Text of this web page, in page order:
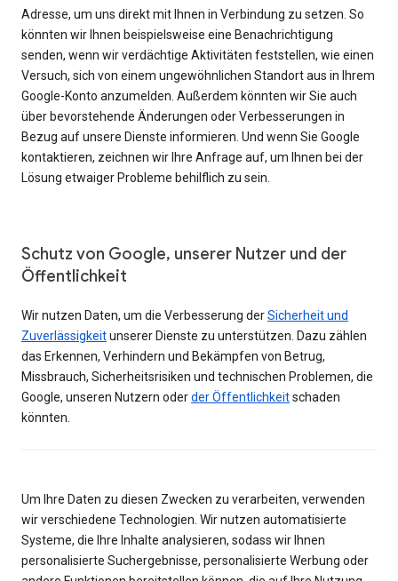
Adresse, um uns direkt mit Ihnen in Verbindung zu setzen. So
könnten wir Ihnen beispielsweise eine Benachrichtigung
senden, wenn wir verdächtige Aktivitäten feststellen, wie einen
Versuch, sich von einem ungewöhnlichen Standort aus in Ihrem
Google-Konto anzumelden. Außerdem könnten wir Sie auch
über bevorstehende Änderungen oder Verbesserungen in
Bezug auf unsere Dienste informieren. Und wenn Sie Google
kontaktieren, zeichnen wir Ihre Anfrage auf, um Ihnen bei der
Lösung etwaiger Probleme behilflich zu sein.
Schutz von Google, unserer Nutzer und der
Öffentlichkeit
Wir nutzen Daten, um die Verbesserung derSicherheit und
Zuverlässigkeitunserer Dienste zu unterstützen. Dazu zählen
das Erkennen, Verhindern und Bekämpfen von Betrug,
Missbrauch, Sicherheitsrisiken und technischen Problemen, die
Google, unseren Nutzern oderder Öffentlichkeitschaden
könnten.
Um Ihre Daten zu diesen Zwecken zu verarbeiten, verwenden
wir verschiedene Technologien. Wir nutzen automatisierte
Systeme, die Ihre Inhalte analysieren, sodass wir Ihnen
personalisierte Suchergebnisse, personalisierte Werbung oder